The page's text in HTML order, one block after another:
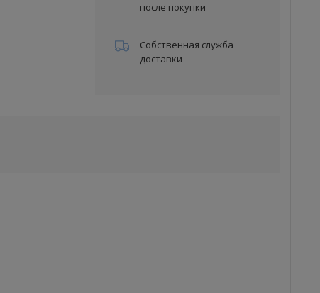
после покупки
Собственная служба
доставки